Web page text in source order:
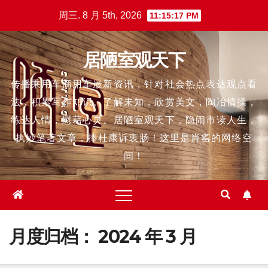
内
容
周三. 8 月 5th, 2026 11:15:18 PM
居陋室观天下
传播乘用车商用车最新资讯，针对社会热点表达观点看
法，积累写作知识。了解未知，欣赏美文，陶冶情操，
练达人情，慰藉心灵。居陋室观天下，隐闹市读人生，
执妙笔著文章，捧杜康诉衷肠！这里是肖䍃的网络空
间！
月度归档： 2024 年 3 月